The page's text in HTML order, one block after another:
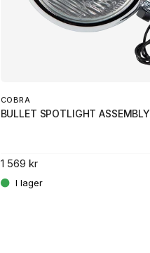
COBRA
BULLET SPOTLIGHT ASSEMBLY
1 569 kr